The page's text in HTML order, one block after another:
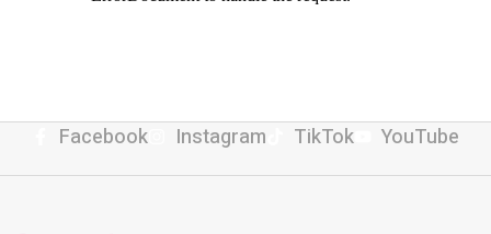
Facebook Instagram TikTok YouTube